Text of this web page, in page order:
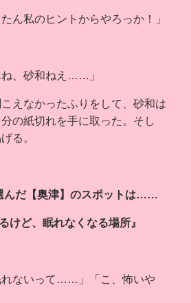
私のヒントからやろっか！」
ね、砂和ねえ……」
えなかったふりをして、砂和は
の紙切れを手に取った。そし
る。
んだ【奥津】のスポットは……
けど、眠れなくなる場所』
れないって……」「こ、怖いや